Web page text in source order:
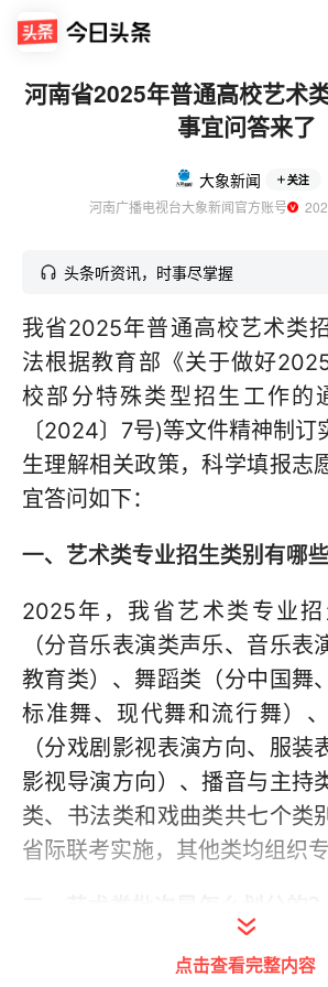
河南省2025年普通高校艺术
事宜问答来了
大象新闻 关注
河南广播电视台大象新闻官方账号
头条听资讯，时事尽掌握
我省2025年普通高校艺术类
法根据教育部《关于做好
校部分特殊类型招生工作的
〔2024〕7号)等文件精神制订
生理解相关政策，科学填报志
宜答问如下：
一、艺术类专业招生类别有哪些
2025年，我省艺术类专业
（分音乐表演类声乐、音乐表
教育类）、舞蹈类（分中国舞
标准舞、现代舞和流行舞）
（分戏剧影视表演方向、服装
影视导演方向）、播音与主持
类、书法类和戏曲类共七个类
省际联考实施，其他类均组织
2025年，我省普通高校招生
点击查看完整内容